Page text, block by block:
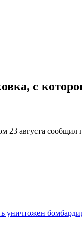
с
23 августа сообщил
уничтожен